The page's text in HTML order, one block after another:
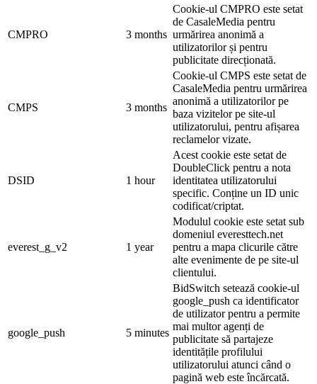
CMPRO 3 months
Cookie-ul CMPRO este setat
de CasaleMedia pentru
urmărirea anonimă a
utilizatorilor și pentru
publicitate direcționată.
CMPS 3 months
Cookie-ul CMPS este setat de
CasaleMedia pentru urmărirea
anonimă a utilizatorilor pe
baza vizitelor pe site-ul
utilizatorului, pentru afișarea
reclamelor vizate.
DSID 1 hour
Acest cookie este setat de
DoubleClick pentru a nota
identitatea utilizatorului
specific. Conține un ID unic
codificat/criptat.
everest_g_v2 1 year
Modulul cookie este setat sub
domeniul everesttech.net
pentru a mapa clicurile către
alte evenimente de pe site-ul
clientului.
google_push 5 minutes
BidSwitch setează cookie-ul
google_push ca identificator
de utilizator pentru a permite
mai multor agenți de
publicitate să partajeze
identitățile profilului
utilizatorului atunci când o
pagină web este încărcată.